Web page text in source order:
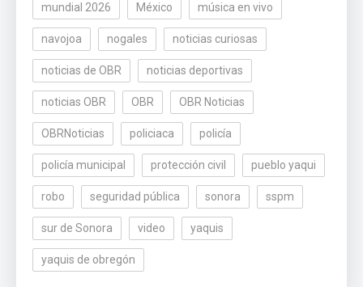
mundial 2026 México música en vivo
navojoa nogales noticias curiosas
noticias de OBR noticias deportivas
noticias OBR OBR OBR Noticias
OBRNoticias policiaca policía
policía municipal protección civil pueblo yaqui
robo seguridad pública sonora sspm
sur de Sonora video yaquis
yaquis de obregón